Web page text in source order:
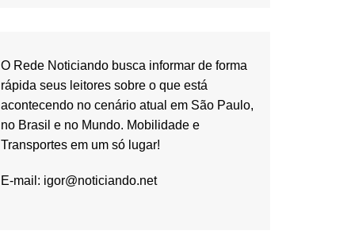
O Rede Noticiando busca informar de forma
rápida seus leitores sobre o que está
acontecendo no cenário atual em São Paulo,
no Brasil e no Mundo. Mobilidade e
Transportes em um só lugar!
E-mail: igor@noticiando.net